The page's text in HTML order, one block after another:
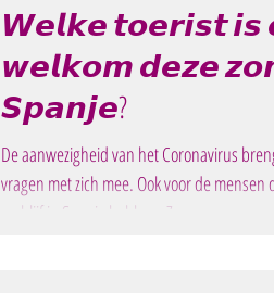
𝙒𝙚𝙡𝙠𝙚 𝙩𝙤𝙚𝙧𝙞𝙨𝙩 𝙞𝙨
𝙬𝙚𝙡𝙠𝙤𝙢 𝙙𝙚𝙯𝙚
𝙎𝙥𝙖𝙣𝙟𝙚?
De aanwezigheid van het Coronavirus
vragen met zich mee. Ook voor de mensen
verblijf in Spanje hebben. Zo...